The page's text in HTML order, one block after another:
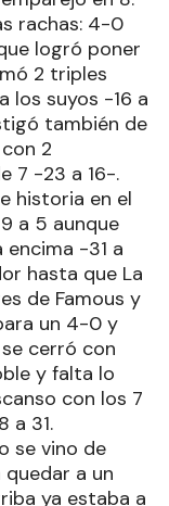
rachas: 4-0
logró poner
2 triples
los suyos -16 a
también de
2
7 -23 a 16-.
historia en el
a 5 aunque
-31 a
hasta que La
de Famous y
un 4-0 y
cerró con
y falta lo
con los 7
a 31.
se vino de
a un
ya estaba a